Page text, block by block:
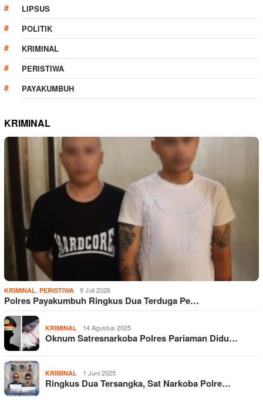
LIPSUS
POLITIK
KRIMINAL
PERISTIWA
PAYAKUMBUH
KRIMINAL
KRIMINAL PERISTIWA 9 Juli 2026
Polres Payakumbuh Ringkus Dua Terduga Pe…
KRIMINAL 14 Agustus 2025
Oknum Satresnarkoba Polres Pariaman Didu…
KRIMINAL 1 Juni 2025
Ringkus Dua Tersangka, Sat Narkoba Polre…